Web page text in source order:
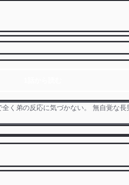
く弟の反応に気づかない。 無自覚な